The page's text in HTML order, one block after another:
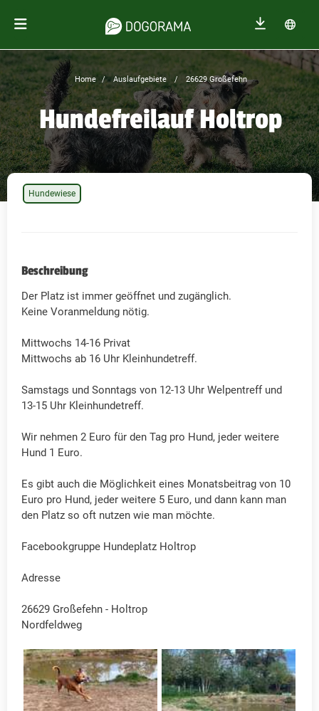
Home Auslaufgebiete 26629 Großefehn
Hundefreilauf Holtrop
Hundewiese
Beschreibung
Der Platz ist immer geöffnet und zugänglich.
Keine Voranmeldung nötig.
Mittwochs 14-16 Privat
Mittwochs ab 16 Uhr Kleinhundetreff.
Samstags und Sonntags von 12-13 Uhr Welpentreff und
13-15 Uhr Kleinhundetreff.
Wir nehmen 2 Euro für den Tag pro Hund, jeder weitere
Hund 1 Euro.
Es gibt auch die Möglichkeit eines Monatsbeitrag von 10
Euro pro Hund, jeder weitere 5 Euro, und dann kann man
den Platz so oft nutzen wie man möchte.
Facebookgruppe Hundeplatz Holtrop
Adresse
26629 Großefehn - Holtrop
Nordfeldweg